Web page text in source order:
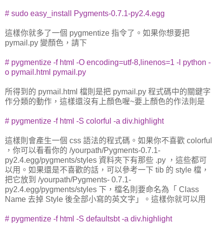
# sudo easy_install Pygments-0.7.1-py2.4.egg
這樣你就多了一個 pygmentize 指令了。如果你想要把
pymail.py 變顏色，請下
# pygmentize -f html -O encoding=utf-8,linenos=1 -l python -
o pymail.html pymail.py
所得到的 pymail.html 檔則是把 pymail.py 程式碼中的關鍵字
作分類的動作，這樣還沒有上顏色喔~要上顏色的作法則是
# pygmentize -f html -S colorful -a div.highlight
這樣則會產生一個 css 語法的程式碼。如果你不喜歡 colorful
，你可以看看你的 /yourpath/Pygments-0.7.1-
py2.4.egg/pygments/styles 資料夾下有那些 .py ，這些都可
以用。如果還是不喜歡的話，可以參考一下 tib 的 style 檔，
把它放到 /yourpath/Pygments- 0.7.1-
py2.4.egg/pygments/styles 下，檔名則要命名為「 Class
Name 去掉 Style 後全部小寫的英文字」。這樣你就可以用
# pygmentize -f html -S defaultsbt -a div.highlight